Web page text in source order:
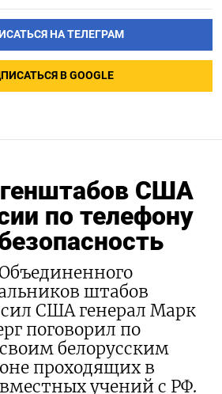
НА ТЕЛЕГРАМ
В GOOGLE
США
по телефону
штабов
США генерал Марк
поговорил по
белорусским
проходящих в
учений с РФ.